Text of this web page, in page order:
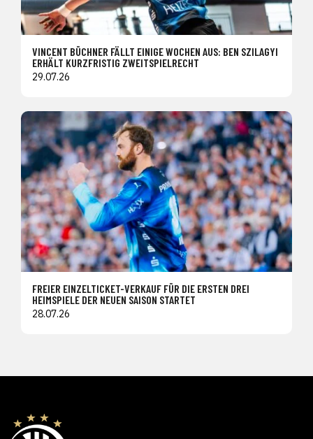
VINCENT BÜCHNER FÄLLT EINIGE WOCHEN AUS: BEN SZILAGYI
ERHÄLT KURZFRISTIG ZWEITSPIELRECHT
29.07.26
FREIER EINZELTICKET-VERKAUF FÜR DIE ERSTEN DREI
HEIMSPIELE DER NEUEN SAISON STARTET
28.07.26